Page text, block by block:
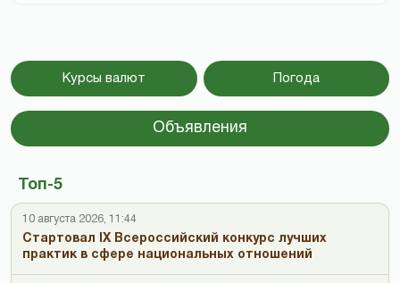
Курсы валют Погода
Объявления
Топ-5
10 августа 2026, 11:44
Стартовал IX Всероссийский конкурс лучших
практик в сфере национальных отношений